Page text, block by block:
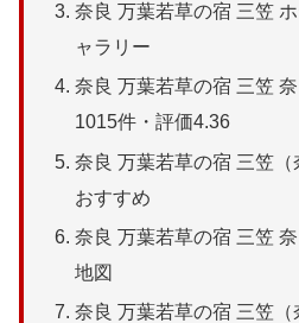
奈良 万葉若草の宿 三笠
ャラリー
奈良 万葉若草の宿 三笠
1015件・評価4.36
奈良 万葉若草の宿 三笠
おすすめ
奈良 万葉若草の宿 三笠
地図
奈良 万葉若草の宿 三笠